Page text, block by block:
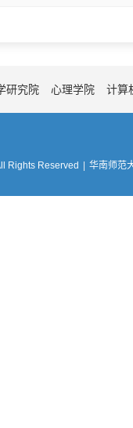
研究院 心理学院 计算
Rights Reserved
华南师范